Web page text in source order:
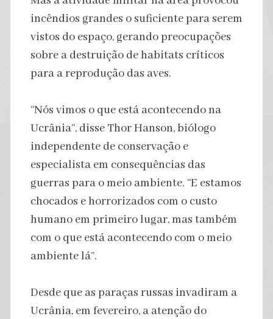
incêndios grandes o suficiente para serem
vistos do espaço, gerando preocupações
sobre a destruição de habitats críticos
para a reprodução das aves.
“Nós vimos o que está acontecendo na
Ucrânia”, disse Thor Hanson, biólogo
independente de conservação e
especialista em consequências das
guerras para o meio ambiente. “E estamos
chocados e horrorizados com o custo
humano em primeiro lugar, mas também
com o que está acontecendo com o meio
ambiente lá”.
Desde que as paraças russas invadiram a
Ucrânia, em fevereiro, a atenção do